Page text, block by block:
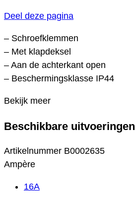
Deel deze pagina
– Schroefklemmen
– Met klapdeksel
– Aan de achterkant open
– Beschermingsklasse IP44
Bekijk meer
Beschikbare uitvoeringen
Artikelnummer B0002635
Ampère
16A